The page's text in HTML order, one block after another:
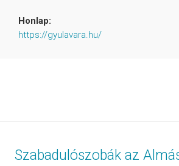
Honlap:
https://gyulavara.hu/
Szabadulószobák az